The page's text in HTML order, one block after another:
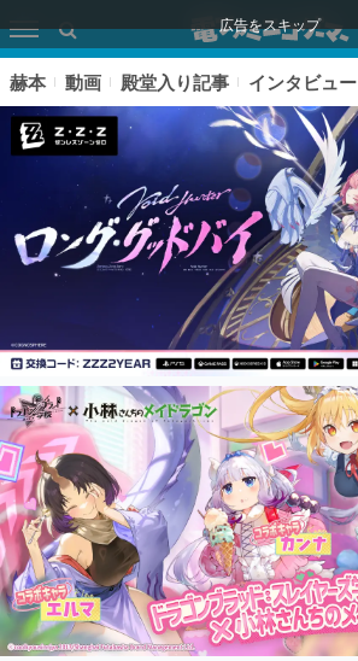
広告をスキップ
ピックアップ
電ファミのいま読まれている記事ランキング
アプリセール情報
インタビュー
連載・特集一覧
赫本 動画 殿堂入り記事 インタビュー